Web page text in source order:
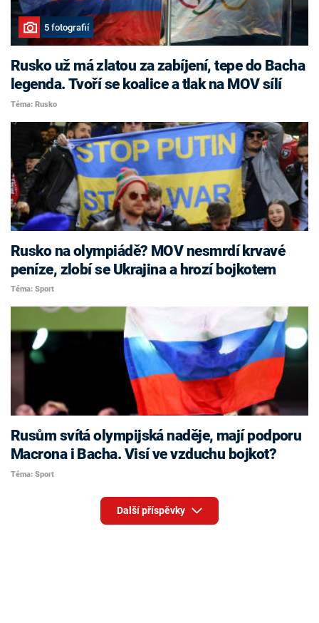
5 fotografií
Rusko už má zlatou za zabíjení, tepe do Bacha
legenda. Tvoří se koalice a tlak na MOV sílí
Téma: Rusko
Rusko na olympiádě? MOV nesmrdí krvavé
peníze, zlobí se Ukrajina a hrozí bojkotem
Téma: Sport
Rusům svítá olympijská naděje, mají podporu
Macrona i Bacha. Visí ve vzduchu bojkot?
Téma: Sport
Další příspěvky